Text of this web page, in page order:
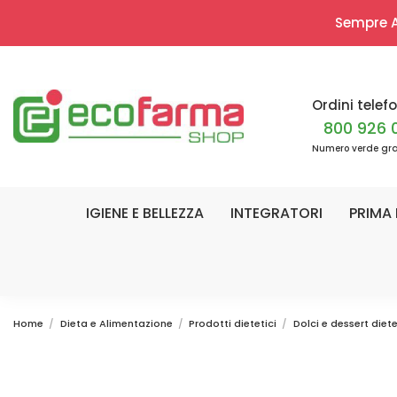
Sempre
Ordini
800 926
Numero verde
IGIENE E BELLEZZA INTEGRATORI PRIMA
Home Dieta e Alimentazione Prodotti dietetici Dolci e dessert